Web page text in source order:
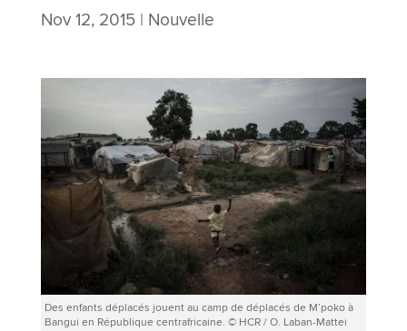
Nov 12, 2015| Nouvelle
Des enfants déplacés jouent au camp de déplacés de M’poko à
Bangui en République centrafricaine. © HCR / O. Laban-Mattei